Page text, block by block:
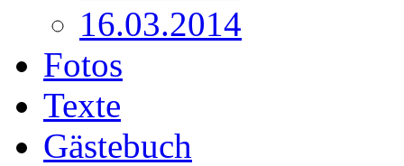
16.03.2014
Fotos
Texte
Gästebuch